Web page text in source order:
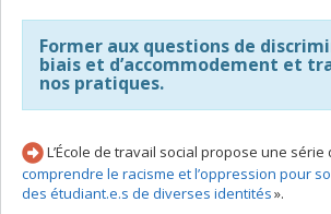
Former aux questions de
biais et d’accommodement et
nos pratiques.
L’École de travail social propose une série
comprendre le racisme et l’oppression pour
des étudiant.e.s de diverses identités».